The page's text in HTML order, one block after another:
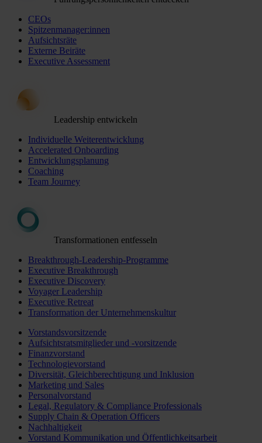
CEOs
Spitzenmanager:innen
Aufsichtsräte
Externe Beiräte
Executive Assessment
Leadership entwickeln
Individuelle Weiterentwicklung
Accelerated Onboarding
Entwicklungsplanung
Coaching
Team Journey
Transformationen entfesseln
Breakthrough-Leadership-Programme
Executive Breakthrough
Executive Discovery
Voyager Leadership
Executive Retreat
Transformation der Unternehmenskultur
Vorstandsvorsitzende
Aufsichtsratsmitglieder und -vorsitzende
Finanzvorstand
Technologievorstand
Diversität, Gleichberechtigung und Inklusion
Marketing und Sales
Personalvorstand
Legal, Regulatory & Compliance Professionals
Supply Chain & Operation Officers
Nachhaltigkeit
Vorstand Kommunikation und Öffentlichkeitsarbeit